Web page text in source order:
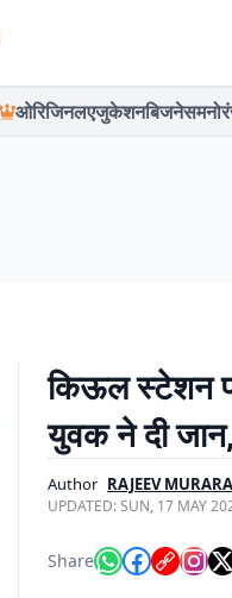
ओरिजिनलएजुकेशनबिजनेस
किऊल स्टेशन
युवक ने दी
Author RAJEEV
UPDATED:SUN, 17 MAY
Share